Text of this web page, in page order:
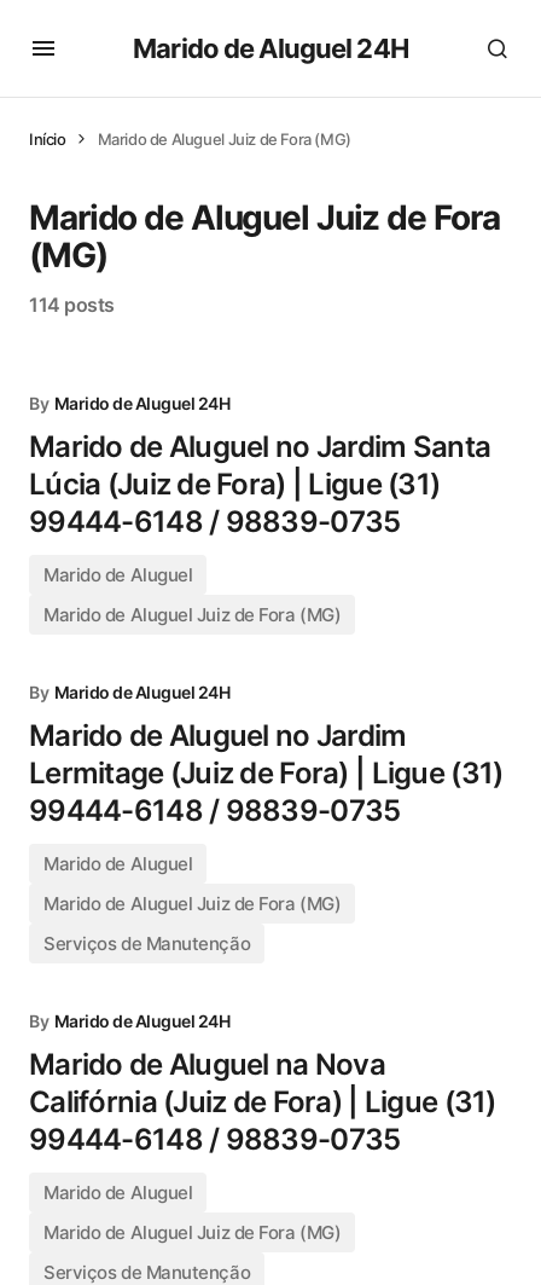
Marido de Aluguel 24H
Início Marido de Aluguel Juiz de Fora (MG)
Marido de Aluguel Juiz de Fora
(MG)
114 posts
By Marido de Aluguel 24H
Marido de Aluguel no Jardim Santa
Lúcia (Juiz de Fora) | Ligue (31)
99444-6148 / 98839-0735
Marido de Aluguel
Marido de Aluguel Juiz de Fora (MG)
By Marido de Aluguel 24H
Marido de Aluguel no Jardim
Lermitage (Juiz de Fora) | Ligue (31)
99444-6148 / 98839-0735
Marido de Aluguel
Marido de Aluguel Juiz de Fora (MG)
Serviços de Manutenção
By Marido de Aluguel 24H
Marido de Aluguel na Nova
Califórnia (Juiz de Fora) | Ligue (31)
99444-6148 / 98839-0735
Marido de Aluguel
Marido de Aluguel Juiz de Fora (MG)
Serviços de Manutenção